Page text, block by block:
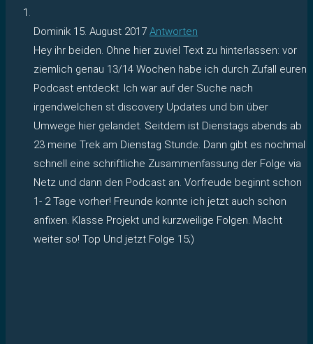
Dominik 15. August 2017 Antworten
Hey ihr beiden. Ohne hier zuviel Text zu hinterlassen: vor
ziemlich genau 13/14 Wochen habe ich durch Zufall euren
Podcast entdeckt. Ich war auf der Suche nach
irgendwelchen st discovery Updates und bin über
Umwege hier gelandet. Seitdem ist Dienstags abends ab
23 meine Trek am Dienstag Stunde. Dann gibt es nochmal
schnell eine schriftliche Zusammenfassung der Folge via
Netz und dann den Podcast an. Vorfreude beginnt schon
1- 2 Tage vorher! Freunde konnte ich jetzt auch schon
anfixen. Klasse Projekt und kurzweilige Folgen. Macht
weiter so! Top Und jetzt Folge 15;)